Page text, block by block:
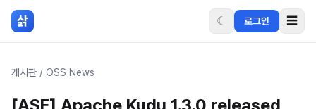
본문 바로가기
삵 ☾ 로그인 ☰
게시판 / OSS News